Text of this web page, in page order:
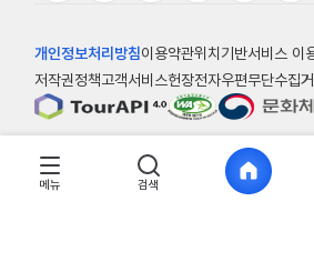
개인정보처리방침이용약관위치기반서비스 이
저작권정책고객서비스헌장전자우편무단수집
© 한국관광공사
메뉴 검색